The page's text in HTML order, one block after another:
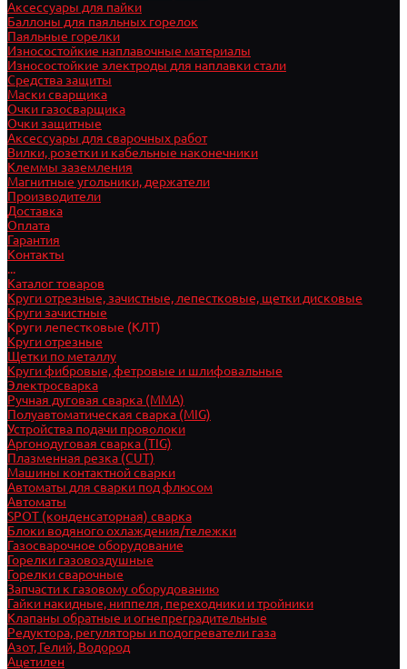
Аксессуары для пайки
Баллоны для паяльных горелок
Паяльные горелки
Износостойкие наплавочные материалы
Износостойкие электроды для наплавки стали
Средства защиты
Маски сварщика
Очки газосварщика
Очки защитные
Аксессуары для сварочных работ
Вилки, розетки и кабельные наконечники
Клеммы заземления
Магнитные угольники, держатели
Производители
Доставка
Оплата
Гарантия
Контакты
...
Каталог товаров
Круги отрезные, зачистные, лепестковые, щетки дисковые
Круги зачистные
Круги лепестковые (КЛТ)
Круги отрезные
Щетки по металлу
Круги фибровые, фетровые и шлифовальные
Электросварка
Ручная дуговая сварка (MMA)
Полуавтоматическая сварка (MIG)
Устройства подачи проволоки
Аргонодуговая сварка (TIG)
Плазменная резка (CUT)
Машины контактной сварки
Автоматы для сварки под флюсом
Автоматы
SPOT (конденсаторная) сварка
Блоки водяного охлаждения/тележки
Газосварочное оборудование
Горелки газовоздушные
Горелки сварочные
Запчасти к газовому оборудованию
Гайки накидные, ниппеля, переходники и тройники
Клапаны обратные и огнепреградительные
Редуктора, регуляторы и подогреватели газа
Азот, Гелий, Водород
Ацетилен